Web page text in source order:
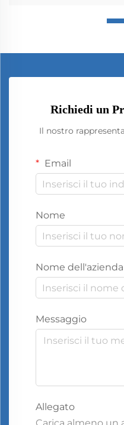
Richiedi un
Il nostro
Email
Nome
Nome dell'azienda
Messaggio
Allegato